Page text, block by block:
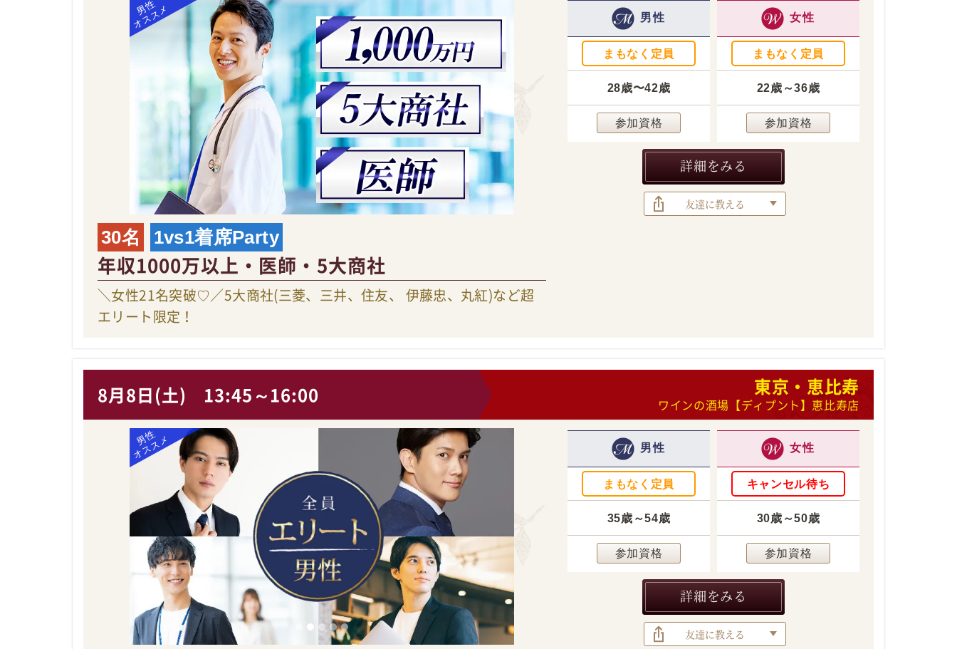
30名 1vs1着席Party
年収1000万以上・医師・5大商社
＼女性21名突破♡／5大商社(三菱、三井、住友、 伊藤忠、丸紅)など超
エリート限定！
男性
まもなく定員
28歳〜42歳
参加資格
女性
まもなく定員
22歳～36歳
参加資格
詳細をみる
友達に教える
8月8日(土) 13:45～16:00 東京・恵比寿
ワインの酒場【ディプント】恵比寿店
男性
まもなく定員
35歳～54歳
参加資格
女性
キャンセル待ち
30歳～50歳
参加資格
詳細をみる
友達に教える